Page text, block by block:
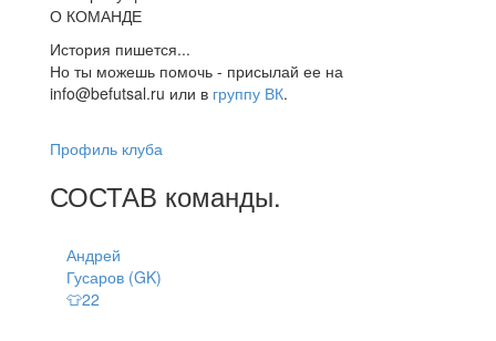
О КОМАНДЕ
История пишется...
Но ты можешь помочь - присылай ее на
info@befutsal.ru или в группу ВК.
Профиль клуба
СОСТАВ команды.
Андрей
Гусаров (GK)
👕22